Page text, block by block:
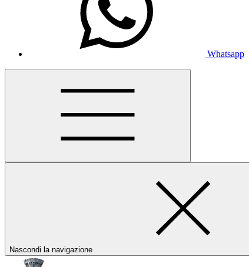
Whatsapp
Nascondi la navigazione